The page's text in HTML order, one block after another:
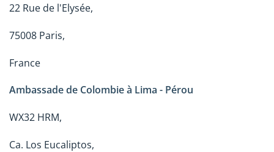
22 Rue de l'Elysée,
75008 Paris,
France
Ambassade de Colombie à Lima - Pérou
WX32 HRM,
Ca. Los Eucaliptos,